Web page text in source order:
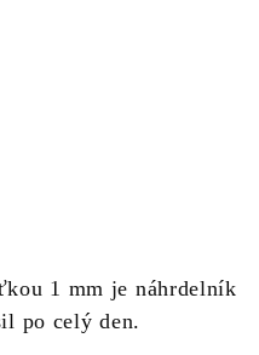
1 mm je náhrdelník
po celý den.